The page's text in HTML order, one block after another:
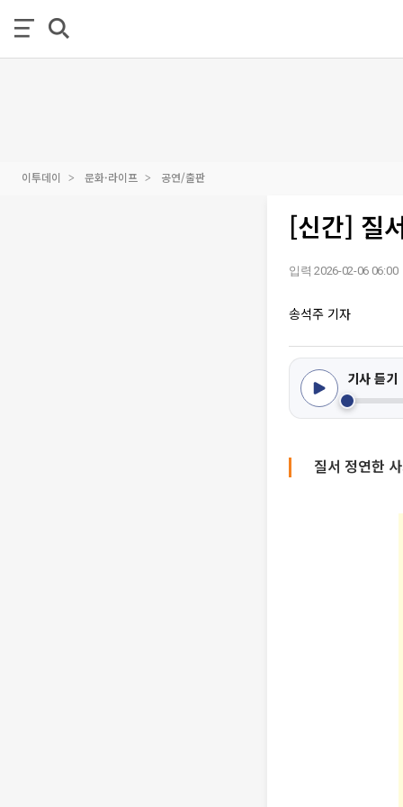
이투데이 문화·라이프 공연/출판
[신간] 질
입력 2026-02-06 06:00
송석주 기자
기사 듣기
질서 정연한